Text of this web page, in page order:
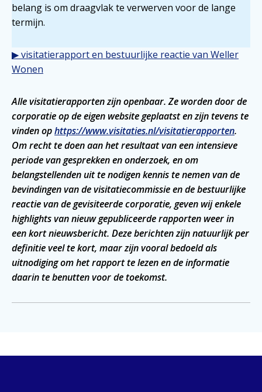
belang is om draagvlak te verwerven voor de lange
termijn.
▶ visitatierapport en bestuurlijke reactie van Weller
Wonen
Alle visitatierapporten zijn openbaar. Ze worden door de
corporatie op de eigen website geplaatst en zijn tevens te
vinden ophttps://www.visitaties.nl/visitatierapporten.
Om recht te doen aan het resultaat van een intensieve
periode van gesprekken en onderzoek, en om
belangstellenden uit te nodigen kennis te nemen van de
bevindingen van de visitatiecommissie en de bestuurlijke
reactie van de gevisiteerde corporatie, geven wij enkele
highlights van nieuw gepubliceerde rapporten weer in
een kort nieuwsbericht. Deze berichten zijn natuurlijk per
definitie veel te kort, maar zijn vooral bedoeld als
uitnodiging om het rapport te lezen en de informatie
daarin te benutten voor de toekomst.